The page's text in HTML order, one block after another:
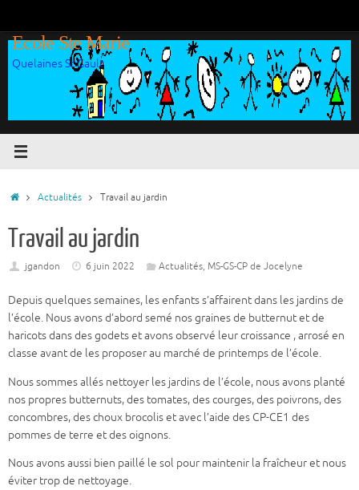
contenu
Ecole Ste Marie
Quelaines St Gault
Accueil
Actualités Travail au jardin
Travail au jardin
jgandon 6 juin 2022 Actualités, MS-GS-CP de Jocelyne
Depuis quelques semaines, les enfants s’affairent dans les jardins de
l’école. Nous avons d’abord semé nos graines de butternut et de
haricots dans des godets et avons observé leur croissance , arrosé en
classe avant de les proposer au marché de printemps de l’école.
Nous sommes allés nettoyer les jardins de l’école, nous avons planté
nos propres butternuts, des tomates, des courges, des poivrons, des
concombres, des choux brocolis et avec l’aide des CP-CE1 des
pommes de terre et des oignons.
Nous avons aussi bien paillé le sol pour maintenir la fraîcheur et nous
éviter trop de nettoyage.